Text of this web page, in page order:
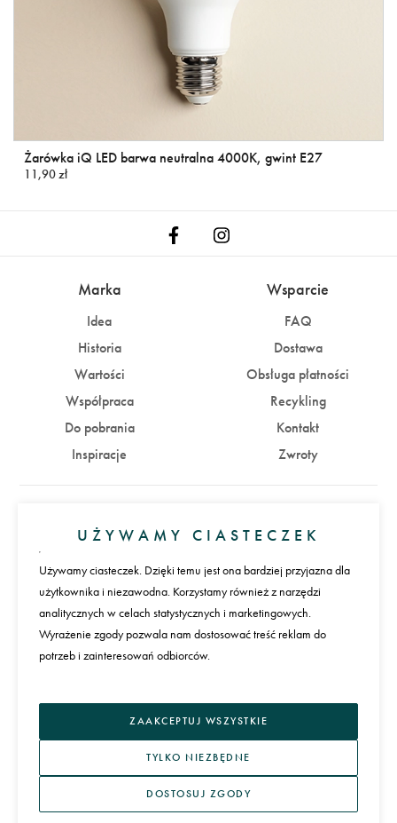
Żarówka iQ LED barwa neutralna 4000K, gwint E27
11,90 zł
Marka
Idea
Historia
Wartości
Współpraca
Do pobrania
Inspiracje
Wsparcie
FAQ
Dostawa
Obsługa płatności
Recykling
Kontakt
Zwroty
Zaloguj się Załóż konto
Płatności
Język
REGULAMIN I POLITYKA PRYWATNOŚCI
UŻYWAMY CIASTECZEK
Używamy ciasteczek. Dzięki temu jest ona bardziej przyjazna dla
użytkownika i niezawodna. Korzystamy również z narzędzi
analitycznych w celach statystycznych i marketingowych.
Wyrażenie zgody pozwala nam dostosować treść reklam do
potrzeb i zainteresowań odbiorców.
ZAAKCEPTUJ WSZYSTKIE
TYLKO NIEZBĘDNE
DOSTOSUJ ZGODY